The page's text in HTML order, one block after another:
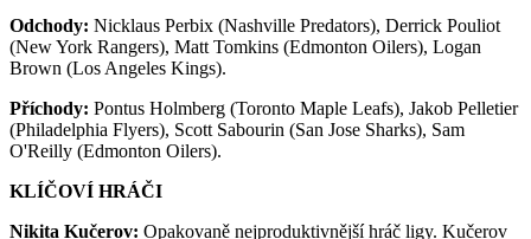
Odchody: Nicklaus Perbix (Nashville Predators), Derrick Pouliot
(New York Rangers), Matt Tomkins (Edmonton Oilers), Logan
Brown (Los Angeles Kings).
Příchody: Pontus Holmberg (Toronto Maple Leafs), Jakob Pelletier
(Philadelphia Flyers), Scott Sabourin (San Jose Sharks), Sam
O'Reilly (Edmonton Oilers).
KLÍČOVÍ HRÁČI
Nikita Kučerov: Opakovaně nejproduktivnější hráč ligy. Kučerov